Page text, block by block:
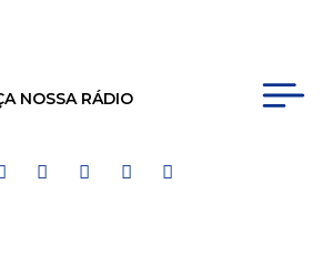
NOSSA RÁDIO